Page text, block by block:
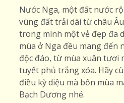
Nước Nga, một đất nước
vùng đất trải dài từ châu
trong mình một vẻ đẹp đa
mùa ở Nga đều mang đến
độc đáo, từ mùa xuân tươi
tuyết phủ trắng xóa. Hãy
điều kỳ diệu mà bốn mùa
Bạch Dương nhé.